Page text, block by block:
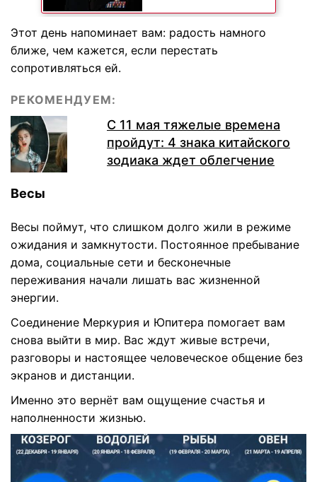
Этот день напоминает вам: радость намного
ближе, чем кажется, если перестать
сопротивляться ей.
РЕКОМЕНДУЕМ:
С 11 мая тяжелые времена
пройдут: 4 знака китайского
зодиака ждет облегчение
Весы
Весы поймут, что слишком долго жили в режиме
ожидания и замкнутости. Постоянное пребывание
дома, социальные сети и бесконечные
переживания начали лишать вас жизненной
энергии.
Соединение Меркурия и Юпитера помогает вам
снова выйти в мир. Вас ждут живые встречи,
разговоры и настоящее человеческое общение без
экранов и дистанции.
Именно это вернёт вам ощущение счастья и
наполненности жизнью.